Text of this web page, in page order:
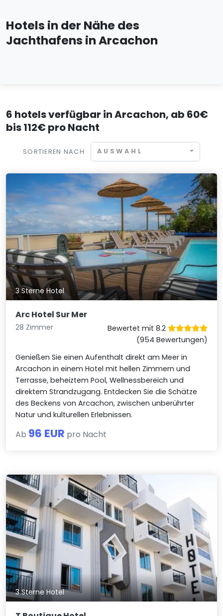
Hotels in der Nähe des
Jachthafens in Arcachon
6 hotels verfügbar in Arcachon, ab 60€
bis 112€ pro Nacht
SORTIEREN NACH AUSWAHL
3 Sterne Hotel
Arc Hotel Sur Mer
28 Zimmer
Bewertet mit 8.2
(954 Bewertungen)
Genießen Sie einen Aufenthalt direkt am Meer in
Arcachon in einem Hotel mit hellen Zimmern und
Terrasse, beheiztem Pool, Wellnessbereich und
direktem Strandzugang. Entdecken Sie die Schätze
des Beckens von Arcachon, zwischen unberührter
Natur und kulturellen Erlebnissen.
Ab 96 EUR pro Nacht
3 Sterne Hotel